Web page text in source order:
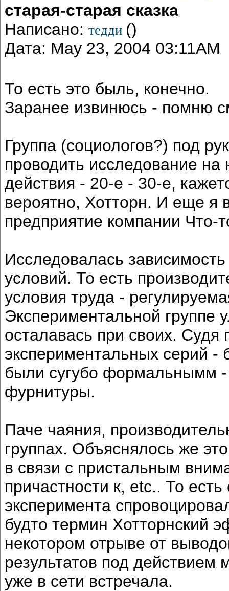
старая-старая сказка
Написано: тедди ()
Дата: May 23, 2004 03:11AM
То есть это быль, конечно.
Заранее извинюсь - помню
Группа (социологов?) под
проводить исследование
действия - 20-е - 30-е,
вероятно, Хотторн. И еще я
предприятие компании Что-
Исследовалась
условий. То есть
условия труда -
Экспериментальной группе
осталавась при своих.
экспериментальных серий
были сугубо формальнымм -
фурнитуры.
Паче чаяния,
группах. Объяснялось же
в связи с пристальным
причастности к, etc.. То
эксперимента
будто термин Хотторнский
некотором отрыве от
результатов под
уже в сети встречала.